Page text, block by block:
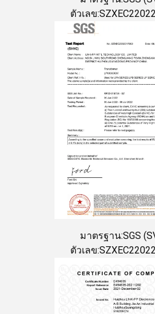
ตัวเลข
วันที่ออก:2022-
วันหมดอายุ:2024-
มาตรฐาน:SGS
ตัวเลข
วันหมดอายุ